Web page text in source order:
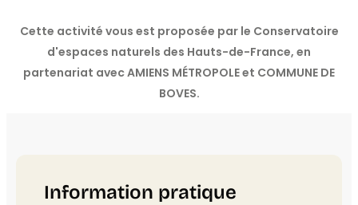
Cette activité vous est proposée par le Conservatoire
d'espaces naturels des Hauts-de-France, en
partenariat avec AMIENS MÉTROPOLE et COMMUNE DE
BOVES.
Information pratique